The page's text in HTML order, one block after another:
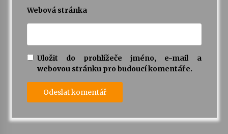
Webová stránka
Uložit do prohlížeče jméno, e-mail a
webovou stránku pro budoucí komentáře.